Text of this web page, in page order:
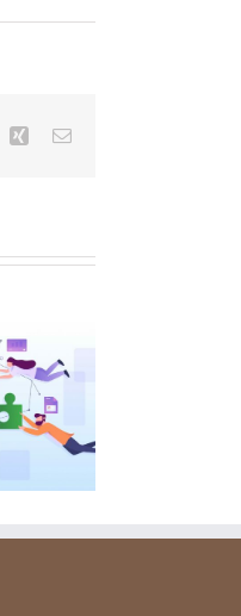
Xing Email